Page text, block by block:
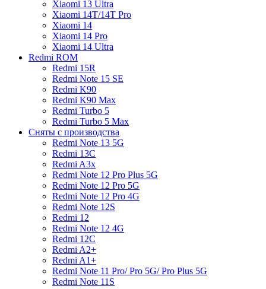
Xiaomi 13 Ultra
Xiaomi 14T/14T Pro
Xiaomi 14
Xiaomi 14 Pro
Xiaomi 14 Ultra
Redmi ROM
Redmi 15R
Redmi Note 15 SE
Redmi K90
Redmi K90 Max
Redmi Turbo 5
Redmi Turbo 5 Max
Сняты с производства
Redmi Note 13 5G
Redmi 13C
Redmi A3x
Redmi Note 12 Pro Plus 5G
Redmi Note 12 Pro 5G
Redmi Note 12 Pro 4G
Redmi Note 12S
Redmi 12
Redmi Note 12 4G
Redmi 12C
Redmi A2+
Redmi A1+
Redmi Note 11 Pro/ Pro 5G/ Pro Plus 5G
Redmi Note 11S